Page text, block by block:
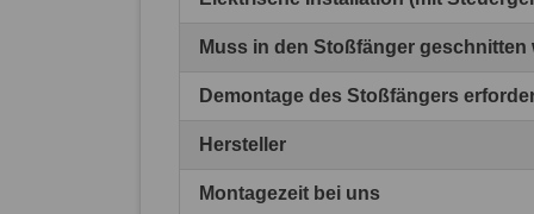
Muss in den Stoßfänger geschnitten
Demontage des Stoßfängers
Hersteller
Montagezeit bei uns